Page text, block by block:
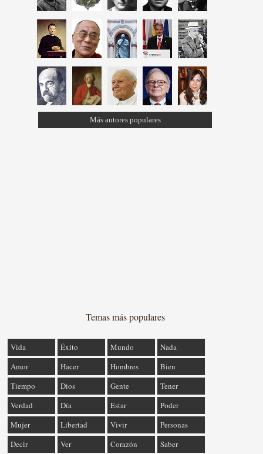
Más autores populares
Temas más populares
Vida Éxito Mundo
Nada
Amor
Hacer Hombres
Bien
Tiempo
Dios Gente
Tener
Verdad
Día Estar
Poder
Mujer
Libertad Vivir
Personas
Decir
Ver Corazón Saber